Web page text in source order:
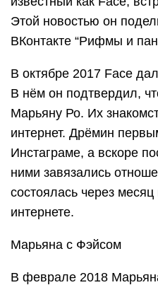
Этой новостью он
ВКонтакте “Рифмы и
В октябре 2017 Face
В нём он подтвердил,
Марьяну Ро. Их
интернет. Дрёмин
Инстаграме, а вскоре
ними завязались
состоялась через
интернете.
Марьяна с Фэйсом
В феврале 2018